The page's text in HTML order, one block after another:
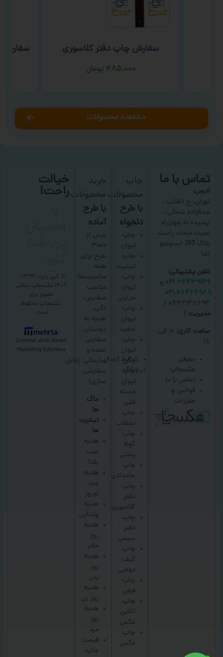
سفارش چاپ دفتر کلاسوری
۴۸۵,۰۰۰ تومان
سفارش
مشاهده محصولات
تماس با ما
آدرس:
تهران، خ انقلاب ،
جمالزاده شمالی ،
نرسیده به چهارراه
نصرت سمت راست ،
پلاک 263 استودیو
اشا
تلفن پشتیبانی:
۶۶۴۳۹۱۴۹ ۰۲۱
و
۶۶۴۲۶۹۸۹ ۰۲۱
۰۹۱۲۲۱۴۶۶۹۴ (
مدیریت )
ساعت کاری:
۱۰ الی
۱۸
معرفی
عکسچاپ
تماس با ما
قوانین و
مقررات
شرایط ارسال
وبلاگ
چاپ
محصولات
با طرح
دلخواه
چاپ
لیوان
چاپ
تیشرت
چاپ
لیوان
حرارتی
چاپ
لیوان
سفید
چاپ
لیوان
رنگی
چاپ
لیوان
دسته
قلبی
چاپ
بشقاب
چاپ
کوله
پشتی
چاپ
جامدادی
چاپ
دفتر
کلاسوری
چاپ
دفتر
سیمی
چاپ
کیف
دوشی
چاپ
فرش
چاپ
آنلاین
عکس
چاپ
عکس
خرید
محصولات
با طرح
آماده
بیش از
۳۰۰۰
طرح برای
همه
مناسبت‌ها؛
مناسب
سفارش:
تکی،
هدیه به
دوستان،
سفارش
عمده و
سازمانی. (قابل
سفارشی
سازی)
ماگ
ها
تیشرت
ها
هدیه
شب
یلدا
هدیه
عید
نوروز
هدیه
ولنتاین
هدیه
روز
مادر
هدیه
روز
پدر
هدیه
روز زن
هدیه
روز
مرد
قیمت
چاپ
خیالت
راحت!
۱۴۰۲ عکسچاپ
تمامی
حقوق برای
عکسچاپ محفوظ
است.
mehrta
Creative Web-Based
Marketing Solutions